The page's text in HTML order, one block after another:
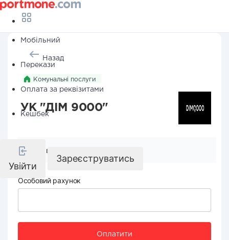
Мобільний
Перекази
Оплата за реквізитами
Кешбек
Увійти
Зареєструватись
Назад
Комунальні послуги
УК "ДІМ 9000"
Реквізити компанії
Особовий рахунок
Оплатити